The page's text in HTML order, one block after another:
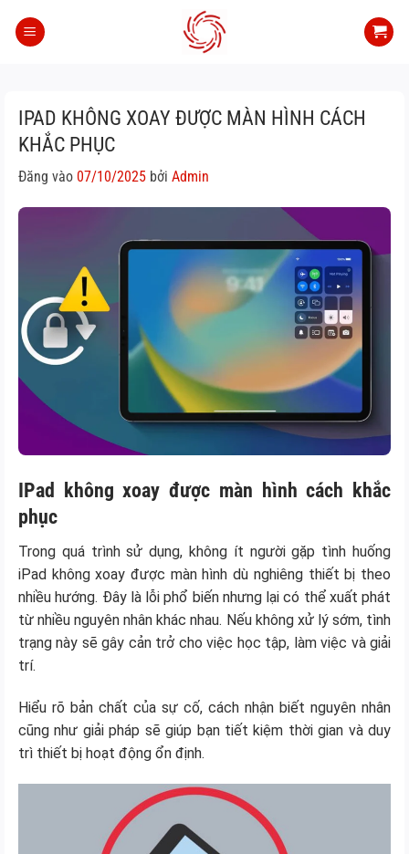
qua
IPAD KHÔNG XOAY ĐƯỢC MÀN HÌNH CÁCH
KHẮC PHỤC
Đăng vào 07/10/2025 bởi Admin
IPad không xoay được màn hình cách khắc
phục
Trong quá trình sử dụng, không ít người gặp tình huống
iPad không xoay được màn hình dù nghiêng thiết bị theo
nhiều hướng. Đây là lỗi phổ biến nhưng lại có thể xuất phát
từ nhiều nguyên nhân khác nhau. Nếu không xử lý sớm, tình
trạng này sẽ gây cản trở cho việc học tập, làm việc và giải
trí.
Hiểu rõ bản chất của sự cố, cách nhận biết nguyên nhân
cũng như giải pháp sẽ giúp bạn tiết kiệm thời gian và duy
trì thiết bị hoạt động ổn định.